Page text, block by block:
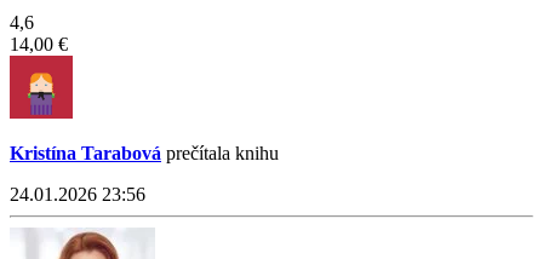
4,6
14,00 €
Kristína Tarabová prečítala knihu
24.01.2026 23:56